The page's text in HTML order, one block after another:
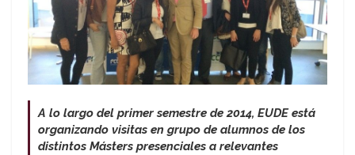
A lo largo del primer semestre de 2014, EUDE está
organizando visitas en grupo de alumnos de los
distintos Másters presenciales a relevantes